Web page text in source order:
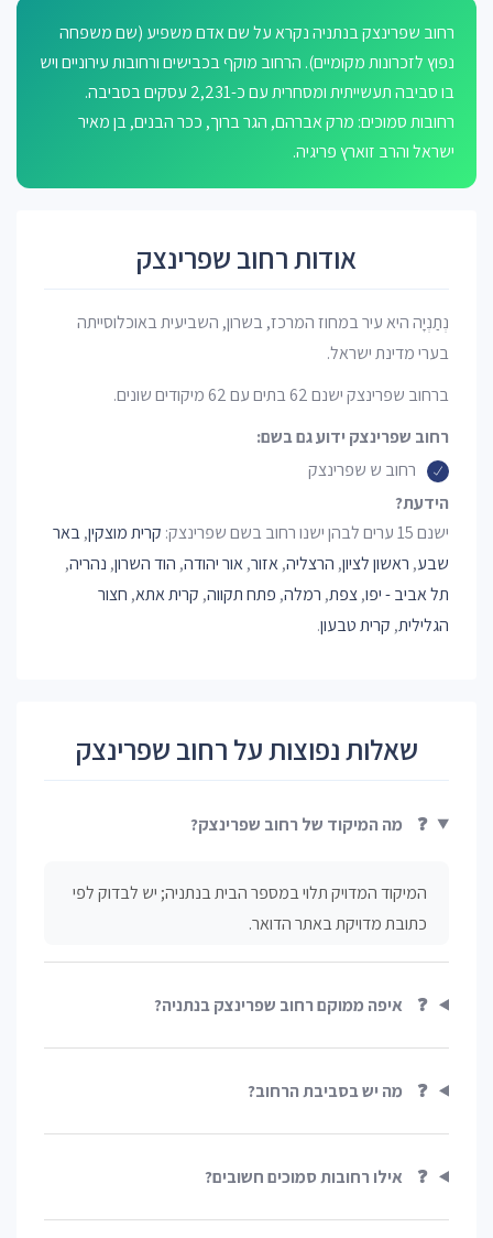
רחוב שפרינצק בנתניה נקרא על שם אדם משפיע (שם משפחה
נפוץ לזכרונות מקומיים). הרחוב מוקף בכבישים ורחובות עירוניים ויש
בו סביבה תעשייתית ומסחרית עם כ-2,231 עסקים בסביבה.
רחובות סמוכים: מרק אברהם, הגר ברוך, ככר הבנים, בן מאיר
ישראל והרב זוארץ פריגיה.
אודות רחוב שפרינצק
נְתַנְיָה היא עיר במחוז המרכז, בשרון, השביעית באוכלוסייתה
בערי מדינת ישראל.
ברחוב שפרינצק ישנם 62 בתים עם 62 מיקודים שונים.
רחוב שפרינצק ידוע גם בשם:
רחוב ש שפרינצק
הידעת?
ישנם 15 ערים לבהן ישנו רחוב בשם שפרינצק:
קרית מוצקין,באר
שבע, ראשון לציון, הרצליה,אזור,אור יהודה, הוד השרון, נהריה,
תל אביב - יפו,צפת, רמלה, פתח תקווה, קרית אתא, חצור
הגלילית, קרית טבעון.
שאלות נפוצות על רחוב שפרינצק
❓ מה המיקוד של רחוב שפרינצק?
המיקוד המדויק תלוי במספר הבית בנתניה; יש לבדוק לפי
כתובת מדויקת באתר הדואר.
❓ איפה ממוקם רחוב שפרינצק בנתניה?
❓ מה יש בסביבת הרחוב?
❓ אילו רחובות סמוכים חשובים?